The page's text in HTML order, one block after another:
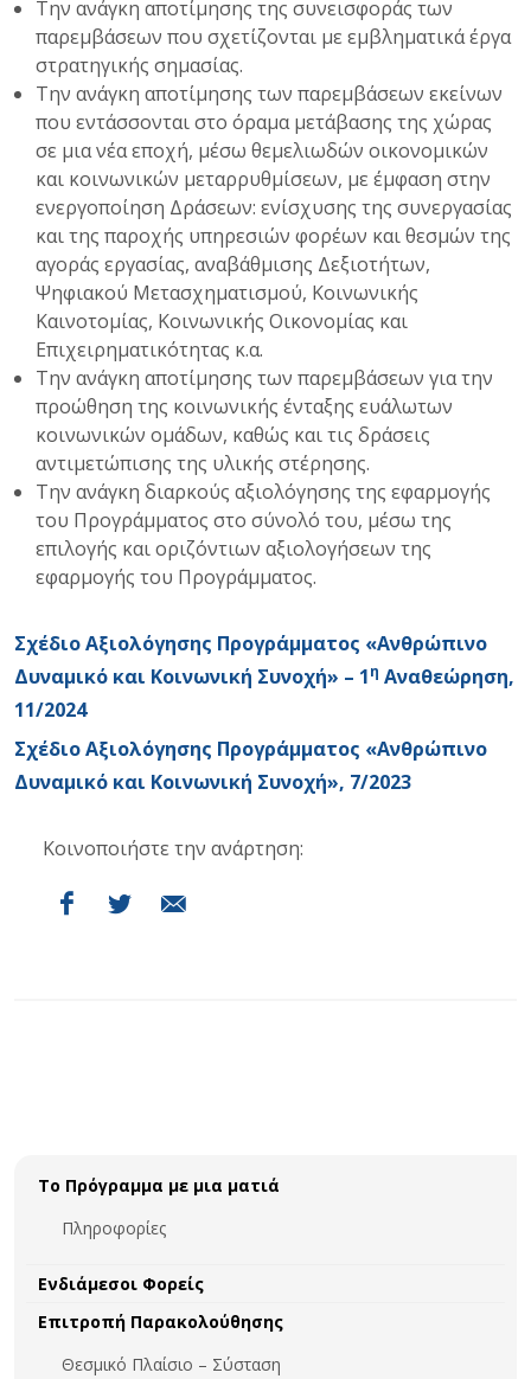
Την ανάγκη αποτίμησης της συνεισφοράς των
παρεμβάσεων που σχετίζονται με εμβληματικά έργα
στρατηγικής σημασίας.
Την ανάγκη αποτίμησης των παρεμβάσεων εκείνων
που εντάσσονται στο όραμα μετάβασης της χώρας
σε μια νέα εποχή, μέσω θεμελιωδών οικονομικών
και κοινωνικών μεταρρυθμίσεων, με έμφαση στην
ενεργοποίηση Δράσεων: ενίσχυσης της συνεργασίας
και της παροχής υπηρεσιών φορέων και θεσμών της
αγοράς εργασίας, αναβάθμισης Δεξιοτήτων,
Ψηφιακού Μετασχηματισμού, Κοινωνικής
Καινοτομίας, Κοινωνικής Οικονομίας και
Επιχειρηματικότητας κ.α.
Την ανάγκη αποτίμησης των παρεμβάσεων για την
προώθηση της κοινωνικής ένταξης ευάλωτων
κοινωνικών ομάδων, καθώς και τις δράσεις
αντιμετώπισης της υλικής στέρησης.
Την ανάγκη διαρκούς αξιολόγησης της εφαρμογής
του Προγράμματος στο σύνολό του, μέσω της
επιλογής και οριζόντιων αξιολογήσεων της
εφαρμογής του Προγράμματος.
Σχέδιο Αξιολόγησης Προγράμματος «Ανθρώπινο
Δυναμικό και Κοινωνική Συνοχή» – 1η Αναθεώρηση,
11/2024
Σχέδιο Αξιολόγησης Προγράμματος «Ανθρώπινο
Δυναμικό και Κοινωνική Συνοχή», 7/2023
Κοινοποιήστε την ανάρτηση:
Το Πρόγραμμα με μια ματιά
Πληροφορίες
Ενδιάμεσοι Φορείς
Επιτροπή Παρακολούθησης
Θεσμικό Πλαίσιο – Σύσταση